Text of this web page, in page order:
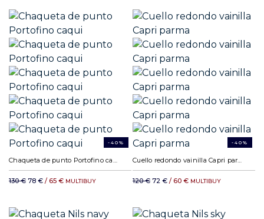
-40%
Chaqueta de punto Portofino caqui
130 € 78 € / 65 € MULTIBUY
-40%
Cuello redondo vainilla Capri parma
120 € 72 € / 60 € MULTIBUY